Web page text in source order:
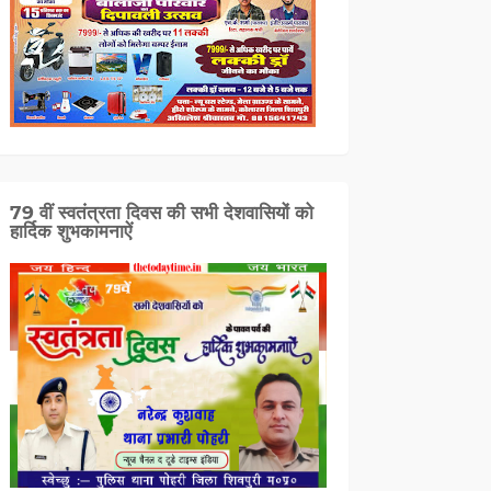
79 वीं स्वतंत्रता दिवस की सभी देशवासियों को
हार्दिक शुभकामनाऐं